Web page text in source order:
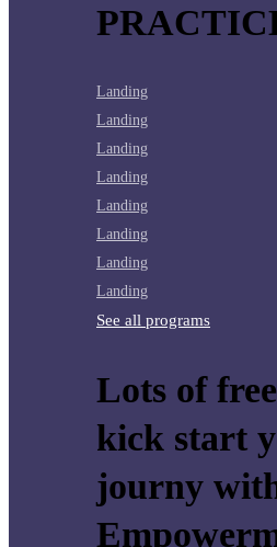
Landing
Landing
Landing
Landing
Landing
Landing
Landing
Landing
See all programs
Lots of
kick start
journy